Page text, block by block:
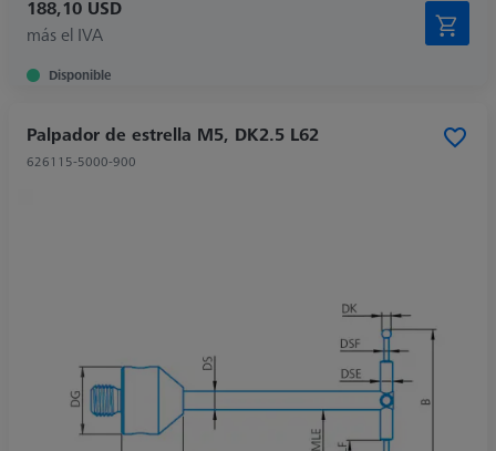
188,10 USD
más el IVA
Disponible
Palpador de estrella M5, DK2.5 L62
626115-5000-900